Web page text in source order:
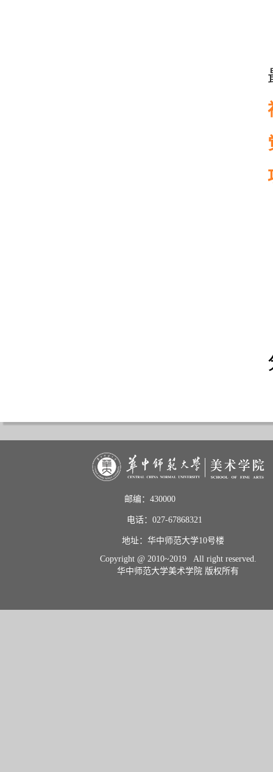
邮编：430000
电话：027-67868321
地址：华中师范大学10号楼
Copyright @ 2010~2019 All right reserved.
华中师范大学美术学院 版权所有